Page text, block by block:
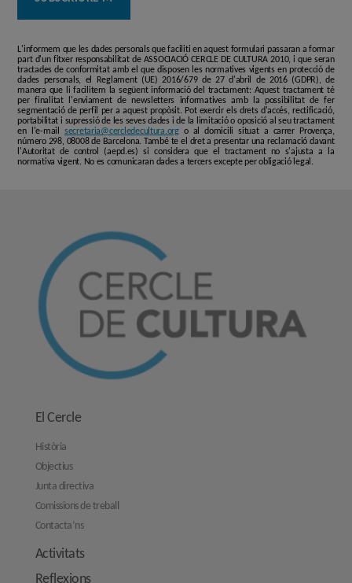
L'informem que les dades personals que faciliti en aquest formulari passaran a formar
part d'un fitxer responsabilitat de ASSOCIACIÓ CERCLE DE CULTURA 2010, i que seran
tractades de conformitat amb el que disposen les normatives vigents en protecció de
dades personals, el Reglament (UE) 2016/679 de 27 d'abril de 2016 (GDPR), de
manera que li facilitem la següent informació del tractament: Aquest tractament té
per finalitat l'enviament de newsletters informatives amb la possibilitat de fer
segmentació de perfil per a aquest propòsit. Pot exercir els drets d'accés, rectificació,
portabilitat i supressió de les seves dades i de la limitació o oposició al seu tractament
en l'e-mail secretaria@cercledecultura.orgo al domicili situat a carrer Provença,
número 298, 08008 de Barcelona. També te el dret a presentar una reclamació davant
l'Autoritat de control (aepd.es) si considera que el tractament no s'ajusta a la
normativa vigent. No es comunicaran dades a tercers excepte per obligació legal.
El Cercle
Història
Objectius
Junta directiva
Comissions de treball
Contacta’ns
Activitats
Reflexions